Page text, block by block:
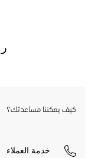
كيف يمكننا مساعدتك؟
خدمة العملاء